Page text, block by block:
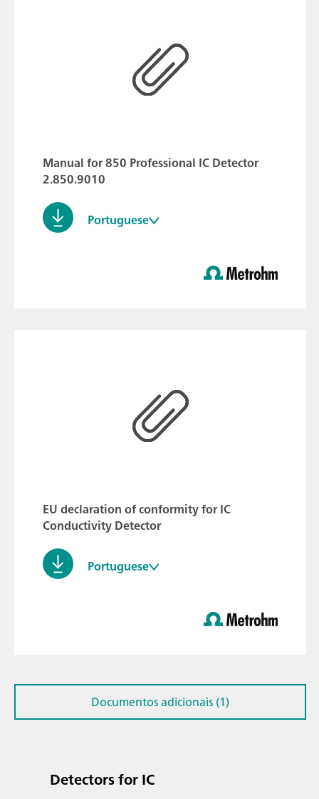
Manual for 850 Professional IC Detector
2.850.9010
Portuguese
EU declaration of conformity for IC
Conductivity Detector
Portuguese
Detectors for IC
Documentos adicionais (1)